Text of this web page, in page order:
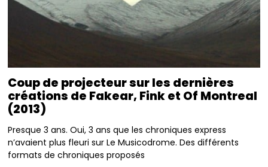
Coup de projecteur sur les dernières
créations de Fakear, Fink et Of Montreal
(2013)
Presque 3 ans. Oui, 3 ans que les chroniques express
n’avaient plus fleuri sur Le Musicodrome. Des différents
formats de chroniques proposés